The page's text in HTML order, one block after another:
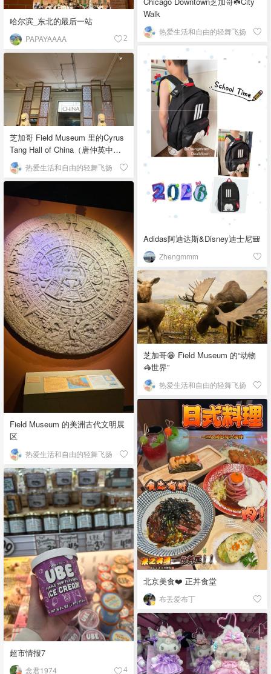
哈尔滨_东北的最后一站
PAPAYAAAA 2
Walk
热爱生活和自由的轻舞飞扬
Adidas阿迪达斯&Disney迪士尼🎒
Zhengmmm
芝加哥 Field Museum 里的Cyrus
Tang Hall of China（唐仲英中国
馆） 热爱生活和自由的轻舞飞扬
Field Museum 的美洲古代文明展
区
热爱生活和自由的轻舞飞扬
芝加哥😁 Field Museum 的“动物
🦓世界”
热爱生活和自由的轻舞飞扬
北京美食❤️ 正丼食堂
布丢爱布丁
超市情报7
念君1974 4